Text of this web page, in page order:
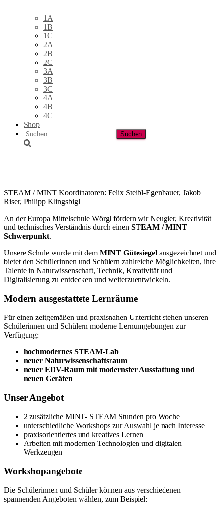
1A
1B
1C
2A
2B
2C
3A
3B
3C
4A
4B
4C
Shop
Suchen
nach:
STEAM / MINT Koordinatoren: Felix Steibl-Egenbauer, Jakob
Riser, Philipp Klingsbigl
An der Europa Mittelschule Wörgl fördern wir Neugier, Kreativität
und technisches Verständnis durch einen STEAM / MINT
Schwerpunkt.
Unsere Schule wurde mit dem MINT-Gütesiegel ausgezeichnet und
bietet den Schülerinnen und Schülern zahlreiche Möglichkeiten, ihre
Talente in Naturwissenschaft, Technik, Kreativität und
Digitalisierung zu entdecken und weiterzuentwickeln.
Modern ausgestattete Lernräume
Für einen zeitgemäßen und praxisnahen Unterricht stehen unseren
Schülerinnen und Schülern moderne Lernumgebungen zur
Verfügung:
hochmodernes STEAM-Lab
neuer Naturwissenschaftsraum
neuer EDV-Raum mit modernster Ausstattung und
neuen Geräten
Unser Angebot
2 zusätzliche MINT- STEAM Stunden pro Woche
unterschiedliche Workshops zur Auswahl je nach Interesse
praxisorientiertes und kreatives Lernen
Arbeiten mit modernen Technologien und digitalen
Werkzeugen
Workshopangebote
Die Schülerinnen und Schüler können aus verschiedenen
spannenden Angeboten wählen, zum Beispiel: